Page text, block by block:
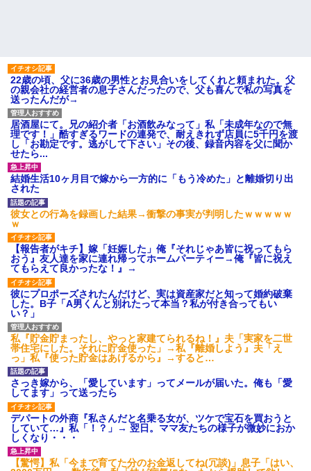
の？ｗｗ」「逆に超安い」
私「ちょっと、人の家の金庫
触らないでよ！」キチママ『そ
こに金庫があったから、開けて
みようとしただけ☆』義兄「泥
は出てけ！二度と来るな！」結
果・・・
私「初めて飲む味だけどなん
のお茶？」彼「ちっ！」私「」
【GIF】JSのカンチョーワロ
タ
後続車にクラクションを鳴ら
され彼氏が逆切れ。「何クラク
ション鳴らしてんだ！降りてこ
いよ！」と怒鳴りだし...
【衝撃】報酬100万円超の治験
募集がこちらｗｗｗｗｗ(※画像
あり)
【ネット騒然】惨殺されたタ
ワマン頂き女子のこの動画、す
げえええええｗｗｗｗｗｗｗｗ
ｗｗｗ
【愕然】白のクラウン俺氏、
高速道路左車線を制限速度で走
った結果wwwwwwwwwwww
百年の恋12-899 食べた量を
張り合ってくる
【悲報】佐藤輝明・・・２軍
でも盛大にやらかす←あまり悲
しませないでくれ
22歳の頃、父に36歳の男性とお見合いをしてくれと頼まれた。父
の親会社の経営者の息子さんだったので、父も喜んで私の写真を
送ったんだが→
居酒屋にて。兄の紹介者「お酒飲みなって」私「未成年なので無
理です！」酷すぎるワードの連発で、耐えきれず店員に5千円を渡
し「お勘定です。逃がして下さい」その後、録音内容を父に聞か
せたら...
結婚生活10ヶ月目で嫁から一方的に「もう冷めた」と離婚切り出
された
彼女との行為を録画した結果→衝撃の事実が判明したｗｗｗｗｗ
ｗ
【報告者がキチ】嫁「妊娠した」俺『それじゃあ皆に祝ってもら
おう』友人達を家に連れ帰ってホームパーティー→俺『皆に祝え
てもらえて良かったな！』→
彼にプロポーズされたんだけど、実は資産家だと知って婚約破棄
した。B子「A男くんと別れたって本当？私が付き合ってもい
い？」
私『貯金貯まったし、やっと家建てられるね！』夫「実家を二世
帯住宅にした。それに貯金使った」→私『離婚しよう』夫「え
っ」私『使った貯金はあげるから』→すると…
さっき嫁から、「愛しています」ってメールが届いた。俺も「愛
してます」って送ったら
デパートの外商『私さんだと名乗る女が、ツケで宝石を買おうと
していて…』私「！？」→ 翌日。ママ友たちの様子が微妙におか
しくなり・・・
【驚愕】私「今まで育てた分のお金返してね(冗談)」息子「はい、